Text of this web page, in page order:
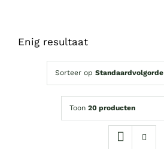
Enig resultaat
Sorteer op Standaardvolgorde
Toon 20 producten